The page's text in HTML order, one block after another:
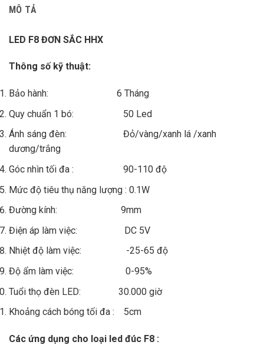
MÔ TẢ
LED F8 ĐƠN SẮC HHX
Thông số kỹ thuật:
Bảo hành: 6 Tháng
Quy chuẩn 1 bó: 50 Led
Ánh sáng đèn: Đỏ/vàng/xanh lá /xanh
dương/trắng
Góc nhìn tối đa : 90-110 độ
Mức độ tiêu thụ năng lượng : 0.1W
Đường kính: 9mm
Điện áp làm việc: DC 5V
Nhiệt độ làm việc: -25-65 độ
Độ ẩm làm việc: 0-95%
Tuổi thọ đèn LED: 30.000 giờ
Khoảng cách bóng tối đa : 5cm
Các ứng dụng cho loại led đúc F8 :